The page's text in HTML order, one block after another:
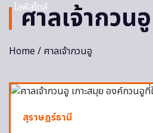
ไลฟ์สไตล์
ศาลเจ้ากวนอู
Home/ ศาลเจ้ากวนอู
สุราษฎร์ธานี